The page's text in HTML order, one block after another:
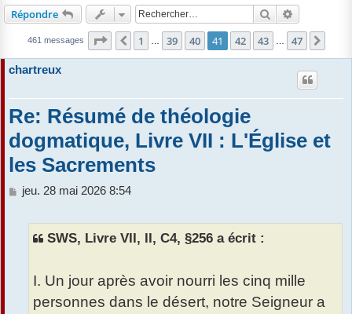
c
Répondre Rechercher
461 messages Page 41 sur 47
Précédent
1 39 40 41 42 43 47
chartreux
Re: Résumé de théologie
dogmatique, Livre VII : L'Église et
les Sacrements
M
jeu. 28 mai 2026 8:54
SWS, Livre VII, II, C4, §256 a écrit :
I. Un jour après avoir nourri les cinq mille
personnes dans le désert, notre Seigneur a